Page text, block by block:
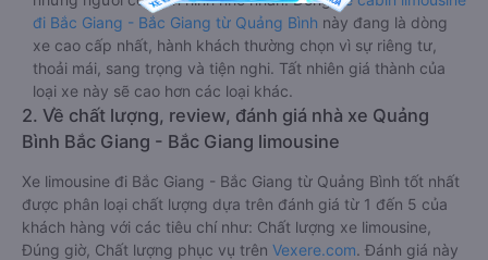
đi Bắc Giang - Bắc Giang từ Quảng Bình này đang là dòng
xe cao cấp nhất, hành khách thường chọn vì sự riêng tư,
thoải mái, sang trọng và tiện nghi. Tất nhiên giá thành của
loại xe này sẽ cao hơn các loại khác.
2. Về chất lượng, review, đánh giá nhà xe Quảng
Bình Bắc Giang - Bắc Giang limousine
Xe limousine đi Bắc Giang - Bắc Giang từ Quảng Bình tốt nhất
được phân loại chất lượng dựa trên đánh giá từ 1 đến 5 của
khách hàng với các tiêu chí như: Chất lượng xe limousine,
Đúng giờ, Chất lượng phục vụ trên Vexere.com. Đánh giá này